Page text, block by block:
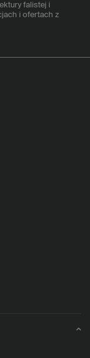
falistej i
i ofertach z